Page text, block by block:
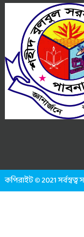
কপিরাইট © 2021